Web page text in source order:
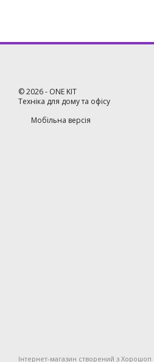
©2026- ONE KIT
Техніка для дому та офісу
Мобільна версія
Інтернет-магазин створений з Хорошоп